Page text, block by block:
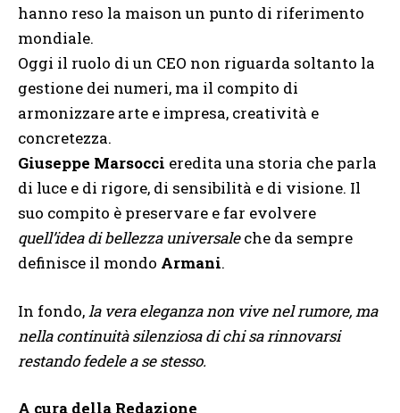
hanno reso la maison un punto di riferimento
mondiale.
Oggi il ruolo di un CEO non riguarda soltanto la
gestione dei numeri, ma il compito di
armonizzare arte e impresa, creatività e
concretezza.
Giuseppe Marsocci eredita una storia che parla
di luce e di rigore, di sensibilità e di visione. Il
suo compito è preservare e far evolvere
quell’idea di bellezza universaleche da sempre
definisce il mondo Armani.
In fondo,la vera eleganza non vive nel rumore, ma
nella continuità silenziosa di chi sa rinnovarsi
restando fedele a se stesso.
A cura della Redazione